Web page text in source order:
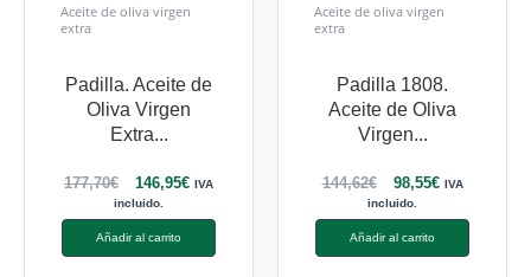
Aceite de oliva virgen
extra
Padilla. Aceite de
Oliva Virgen
Extra...
177,70€ 146,95€ IVA
incluido.
Añadir al carrito
Aceite de oliva virgen
extra
Padilla 1808.
Aceite de Oliva
Virgen...
144,62€ 98,55€ IVA
incluido.
Añadir al carrito